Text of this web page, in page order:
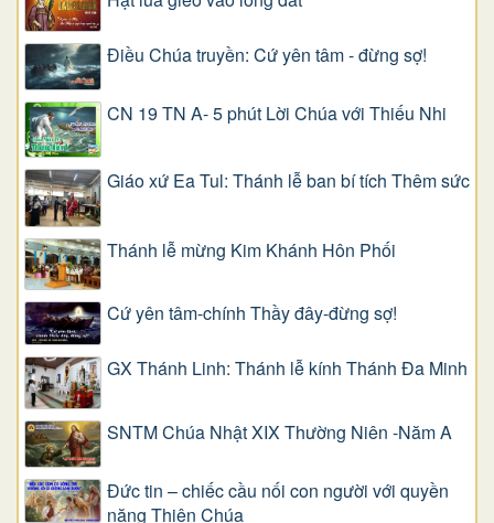
Điều Chúa truyền: Cứ yên tâm - đừng sợ!
CN 19 TN A- 5 phút Lời Chúa với Thiếu Nhi
Giáo xứ Ea Tul: Thánh lễ ban bí tích Thêm sức
Thánh lễ mừng Kim Khánh Hôn Phối
Cứ yên tâm-chính Thầy đây-đừng sợ!
GX Thánh Linh: Thánh lễ kính Thánh Đa Minh
SNTM Chúa Nhật XIX Thường Niên -Năm A
Đức tin – chiếc cầu nối con người với quyền
năng Thiên Chúa